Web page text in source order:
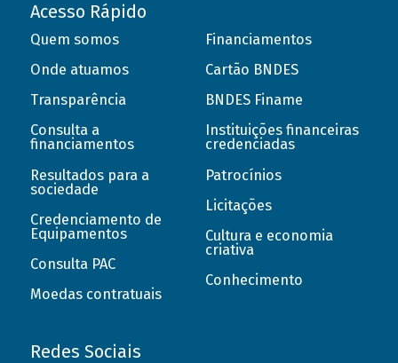
Acesso Rápido
Quem somos
Onde atuamos
Transparência
Consulta a
financiamentos
Resultados para a
sociedade
Credenciamento de
Equipamentos
Consulta PAC
Moedas contratuais
Financiamentos
Cartão BNDES
BNDES Finame
Instituições financeiras
credenciadas
Patrocínios
Licitações
Cultura e economia
criativa
Conhecimento
Redes Sociais